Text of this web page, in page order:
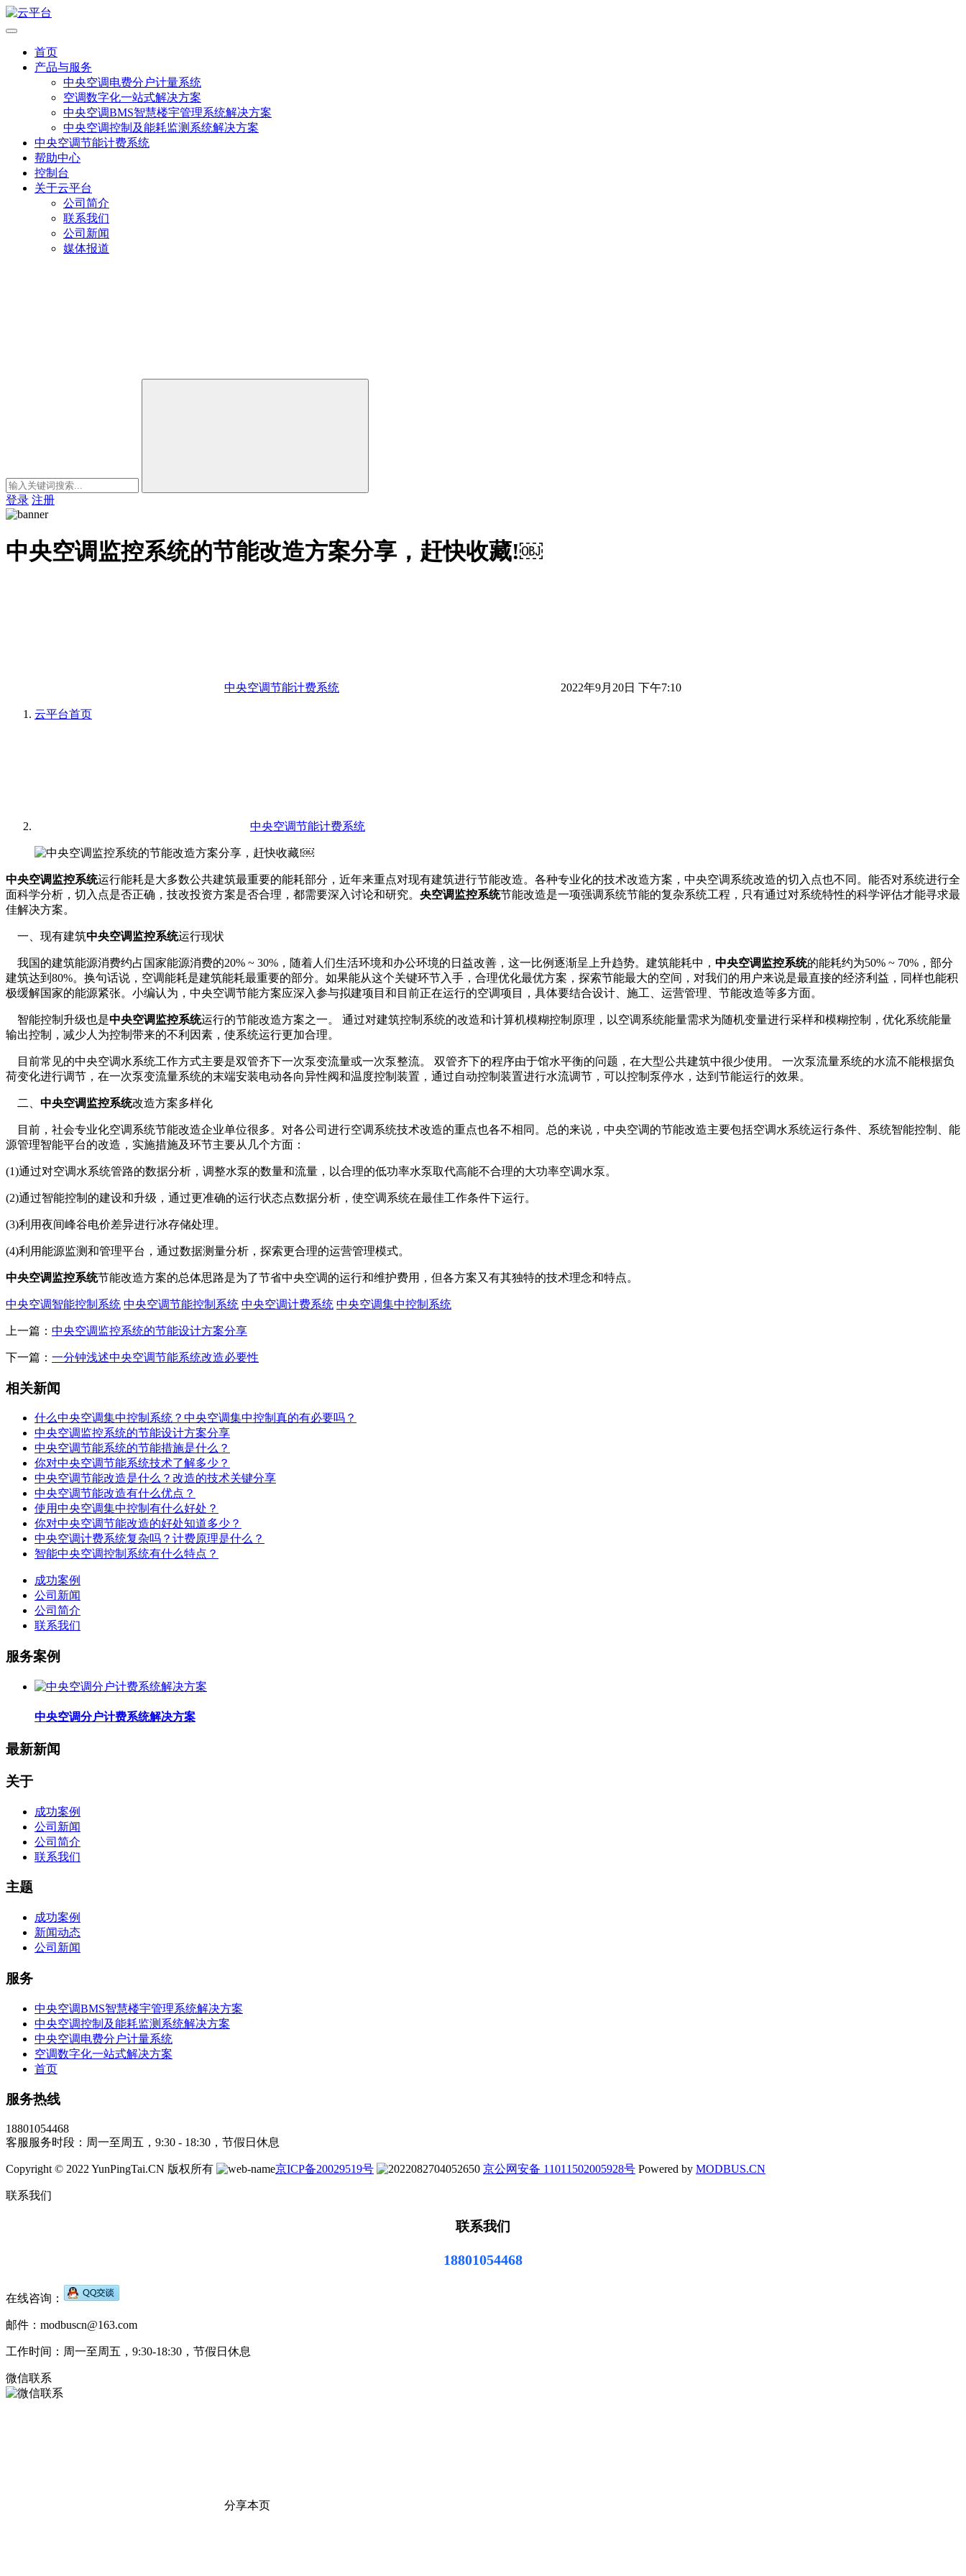
首页
产品与服务
中央空调电费分户计量系统
空调数字化一站式解决方案
中央空调BMS智慧楼宇管理系统解决方案
中央空调控制及能耗监测系统解决方案
中央空调节能计费系统
帮助中心
控制台
关于云平台
公司简介
联系我们
公司新闻
媒体报道
登录 注册
中央空调监控系统的节能改造方案分享，赶快收藏!￼
中央空调节能计费系统 2022年9月20日 下午7:10
云平台首页
中央空调节能计费系统
中央空调监控系统运行能耗是大多数公共建筑最重要的能耗部分，近年来重点对现有建筑进行节能改造。各种专业化的技术改造方案，中央空调系统改造的切入点也不同。能否对系统进行全
面科学分析，切入点是否正确，技改投资方案是否合理，都需要深入讨论和研究。 央空调监控系统节能改造是一项强调系统节能的复杂系统工程，只有通过对系统特性的科学评估才能寻求最
佳解决方案。
一、现有建筑中央空调监控系统运行现状
我国的建筑能源消费约占国家能源消费的20% ~ 30%，随着人们生活环境和办公环境的日益改善，这一比例逐渐呈上升趋势。建筑能耗中， 中央空调监控系统的能耗约为50% ~ 70%，部分
建筑达到80%。换句话说，空调能耗是建筑能耗最重要的部分。如果能从这个关键环节入手，合理优化最优方案，探索节能最大的空间，对我们的用户来说是最直接的经济利益，同样也能积
极缓解国家的能源紧张。小编认为，中央空调节能方案应深入参与拟建项目和目前正在运行的空调项目，具体要结合设计、施工、运营管理、节能改造等多方面。
智能控制升级也是中央空调监控系统运行的节能改造方案之一。 通过对建筑控制系统的改造和计算机模糊控制原理，以空调系统能量需求为随机变量进行采样和模糊控制，优化系统能量
输出控制，减少人为控制带来的不利因素，使系统运行更加合理。
目前常见的中央空调水系统工作方式主要是双管齐下一次泵变流量或一次泵整流。 双管齐下的程序由于馆水平衡的问题，在大型公共建筑中很少使用。 一次泵流量系统的水流不能根据负
荷变化进行调节，在一次泵变流量系统的末端安装电动各向异性阀和温度控制装置，通过自动控制装置进行水流调节，可以控制泵停水，达到节能运行的效果。
二、 中央空调监控系统改造方案多样化
目前，社会专业化空调系统节能改造企业单位很多。对各公司进行空调系统技术改造的重点也各不相同。总的来说，中央空调的节能改造主要包括空调水系统运行条件、系统智能控制、能
源管理智能平台的改造，实施措施及环节主要从几个方面：
(1)通过对空调水系统管路的数据分析，调整水泵的数量和流量，以合理的低功率水泵取代高能不合理的大功率空调水泵。
(2)通过智能控制的建设和升级，通过更准确的运行状态点数据分析，使空调系统在最佳工作条件下运行。
(3)利用夜间峰谷电价差异进行冰存储处理。
(4)利用能源监测和管理平台，通过数据测量分析，探索更合理的运营管理模式。
中央空调监控系统节能改造方案的总体思路是为了节省中央空调的运行和维护费用，但各方案又有其独特的技术理念和特点。
中央空调智能控制系统 中央空调节能控制系统 中央空调计费系统 中央空调集中控制系统
上一篇： 中央空调监控系统的节能设计方案分享
下一篇： 一分钟浅述中央空调节能系统改造必要性
相关新闻
什么中央空调集中控制系统？中央空调集中控制真的有必要吗？
中央空调监控系统的节能设计方案分享
中央空调节能系统的节能措施是什么？
你对中央空调节能系统技术了解多少？
中央空调节能改造是什么？改造的技术关键分享
中央空调节能改造有什么优点？
使用中央空调集中控制有什么好处？
你对中央空调节能改造的好处知道多少？
中央空调计费系统复杂吗？计费原理是什么？
智能中央空调控制系统有什么特点？
成功案例
公司新闻
公司简介
联系我们
服务案例
中央空调分户计费系统解决方案
最新新闻
关于
成功案例
公司新闻
公司简介
联系我们
主题
成功案例
新闻动态
公司新闻
服务
中央空调BMS智慧楼宇管理系统解决方案
中央空调控制及能耗监测系统解决方案
中央空调电费分户计量系统
空调数字化一站式解决方案
首页
服务热线
18801054468
客服服务时段：周一至周五，9:30 - 18:30，节假日休息
Copyright © 2022 YunPingTai.CN 版权所有 京ICP备20029519号 京公网安备 11011502005928号 Powered by MODBUS.CN
联系我们
联系我们
18801054468
在线咨询：
邮件：modbuscn@163.com
工作时间：周一至周五，9:30-18:30，节假日休息
微信联系
分享本页